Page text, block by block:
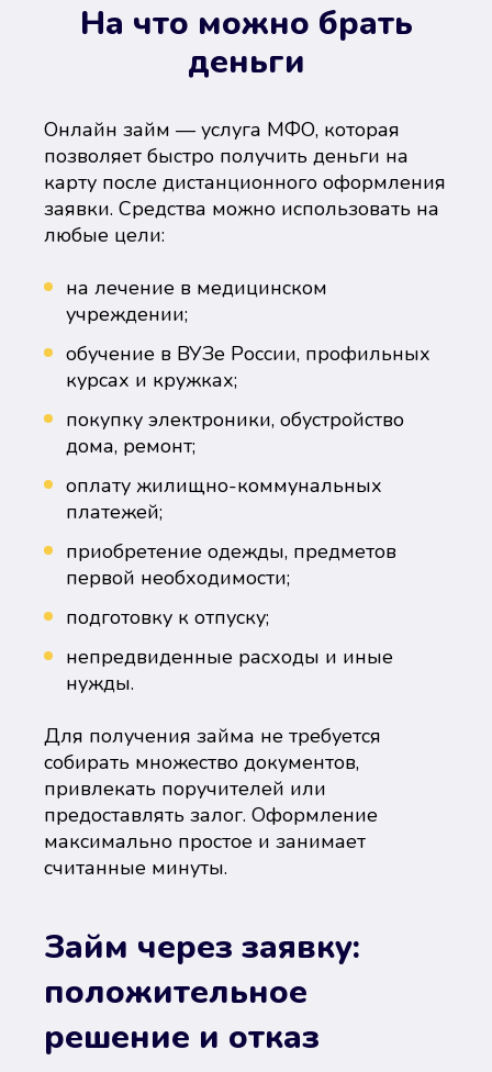
На что можно брать
деньги
Онлайн займ — услуга МФО, которая
позволяет быстро получить деньги на
карту после дистанционного оформления
заявки. Средства можно использовать на
любые цели:
на лечение в медицинском
учреждении;
обучение в ВУЗе России, профильных
курсах и кружках;
покупку электроники, обустройство
дома, ремонт;
оплату жилищно-коммунальных
платежей;
приобретение одежды, предметов
первой необходимости;
подготовку к отпуску;
непредвиденные расходы и иные
нужды.
Для получения займа не требуется
собирать множество документов,
привлекать поручителей или
предоставлять залог. Оформление
максимально простое и занимает
считанные минуты.
Займ через заявку:
положительное
решение и отказ